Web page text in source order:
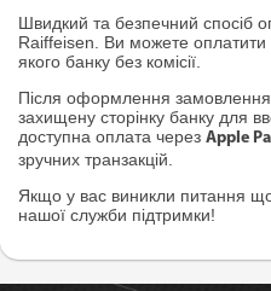
Швидкий та безпечний спосіб
Raiffeisen. Ви можете
якого банку без комісії.
Після оформлення
захищену сторінку банку для
доступна оплата через Apple
зручних транзакцій.
Якщо у вас виникли питання
нашої служби підтримки!